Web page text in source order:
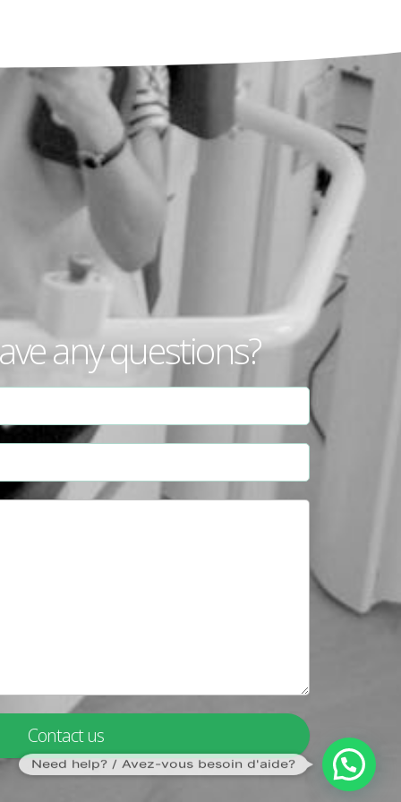
any questions?
Contact us
Need help? / Avez-vous besoin d'aide?